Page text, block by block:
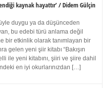
kaynak hayattır’ / Didem Gülçin
duygu ya da düşünceden
bu edebi türü anlama değil
bir etkinlik olarak tanımlayan bir
gelen yeni şiir kitabı “Bakışın
ile yeni kitabını, şiiri ve şiire dahil
en iyi okurlarınızdan […]